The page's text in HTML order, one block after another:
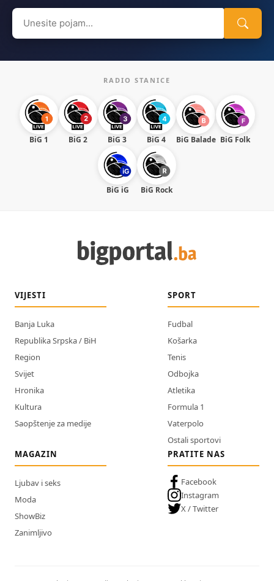
Search
for:
RADIO STANICE
BiG 1 BiG 2 BiG 3 BiG 4 BiG Balade BiG Folk
BiG iG BiG Rock
VIJESTI
Banja Luka
Republika Srpska / BiH
Region
Svijet
Hronika
Kultura
Saopštenje za medije
SPORT
Fudbal
Košarka
Tenis
Odbojka
Atletika
Formula 1
Vaterpolo
Ostali sportovi
MAGAZIN
Ljubav i seks
Moda
ShowBiz
Zanimljivo
PRATITE NAS
Facebook
Instagram
X / Twitter